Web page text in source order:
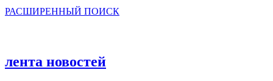
РАСШИРЕННЫЙ ПОИСК
лента новостей